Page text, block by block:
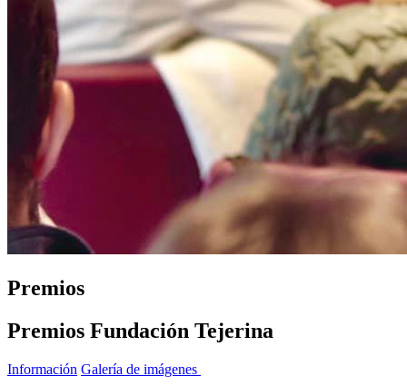
Premios
Premios Fundación Tejerina
Información Galería de imágenes